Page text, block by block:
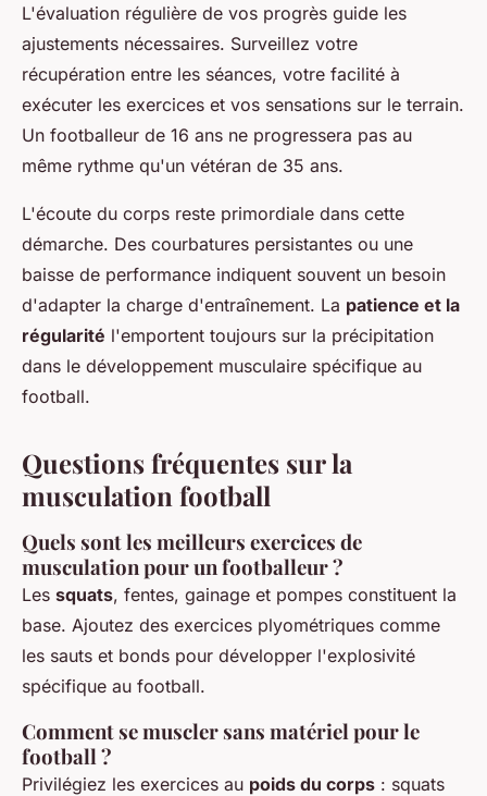
L'évaluation régulière de vos progrès guide les
ajustements nécessaires. Surveillez votre
récupération entre les séances, votre facilité à
exécuter les exercices et vos sensations sur le terrain.
Un footballeur de 16 ans ne progressera pas au
même rythme qu'un vétéran de 35 ans.
L'écoute du corps reste primordiale dans cette
démarche. Des courbatures persistantes ou une
baisse de performance indiquent souvent un besoin
d'adapter la charge d'entraînement. La patience et la
régularité l'emportent toujours sur la précipitation
dans le développement musculaire spécifique au
football.
Questions fréquentes sur la
musculation football
Quels sont les meilleurs exercices de
musculation pour un footballeur ?
Les squats, fentes, gainage et pompes constituent la
base. Ajoutez des exercices plyométriques comme
les sauts et bonds pour développer l'explosivité
spécifique au football.
Comment se muscler sans matériel pour le
football ?
Privilégiez les exercices au poids du corps : squats